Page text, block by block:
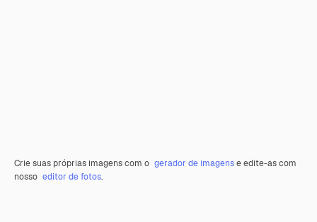
Crie suas próprias imagens com o gerador de imagense edite-as com
nosso editor de fotos.